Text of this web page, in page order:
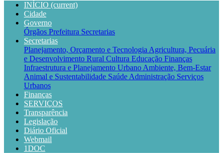
INÍCIO (current)
Cidade
Governo
Órgãos Prefeitura Secretarias
Secretarias
Planejamento, Orçamento e Tecnologia Agricultura, Pecuária
e Desenvolvimento Rural Cultura Educação Finanças
Infraestrutura e Planejamento Urbano Ambiente, Bem-Estar
Animal e Sustentabilidade Saúde Administração Serviços
Urbanos
Finanças
SERVIÇOS
Transparência
Legislação
Diário Oficial
Webmail
1DOC